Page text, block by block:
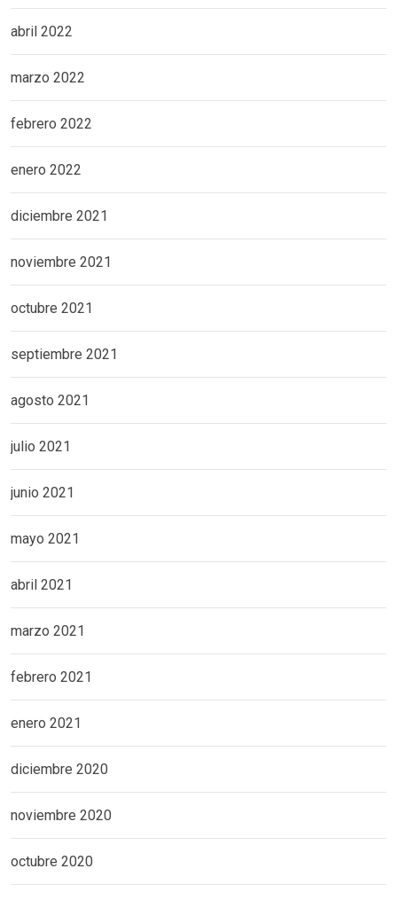
abril 2022
marzo 2022
febrero 2022
enero 2022
diciembre 2021
noviembre 2021
octubre 2021
septiembre 2021
agosto 2021
julio 2021
junio 2021
mayo 2021
abril 2021
marzo 2021
febrero 2021
enero 2021
diciembre 2020
noviembre 2020
octubre 2020